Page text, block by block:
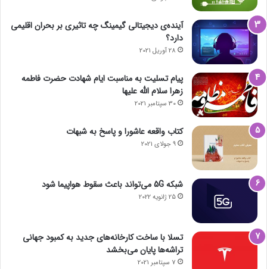
آینده‌ی دیجیتالی گیمینگ چه تاثیری بر بحران اقلیمی
دارد؟
28 آوریل 2021
پیام تسلیت به مناسبت ایام شهادت حضرت فاطمه
زهرا سلام الله علیها
30 سپتامبر 2021
کتاب واقعه عاشورا و پاسخ به شبهات
9 جولای 2021
شبکه 5G می‌تواند باعث سقوط هواپیما شود
25 ژانویه 2022
تسلا با ساخت کارخانه‌های جدید به کمبود جهانی
تراشه‌ها پایان می‌بخشد
7 سپتامبر 2021